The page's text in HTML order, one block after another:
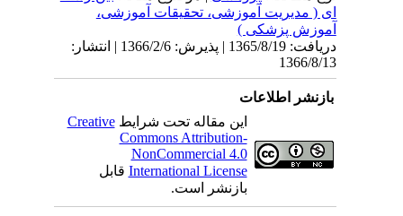
ای ( مدیریت آموزشی، تحقیقات آموزشی،
آموزش پزشکی )
دریافت: 1365/8/19 | پذیرش: 1366/2/6 | انتشار:
1366/8/13
بازنشر اطلاعات
این مقاله تحت شرایطCreative
Commons Attribution-
NonCommercial 4.0
International Licenseقابل
بازنشر است.